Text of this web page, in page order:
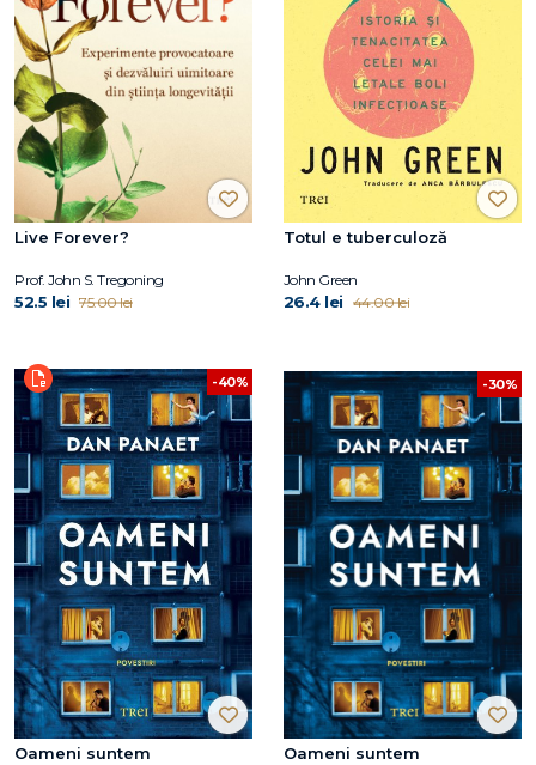
Live Forever?
Prof. John S. Tregoning
52.5 lei 75.00 lei
Totul e tuberculoză
John Green
26.4 lei 44.00 lei
-40%
Oameni suntem
-30%
Oameni suntem